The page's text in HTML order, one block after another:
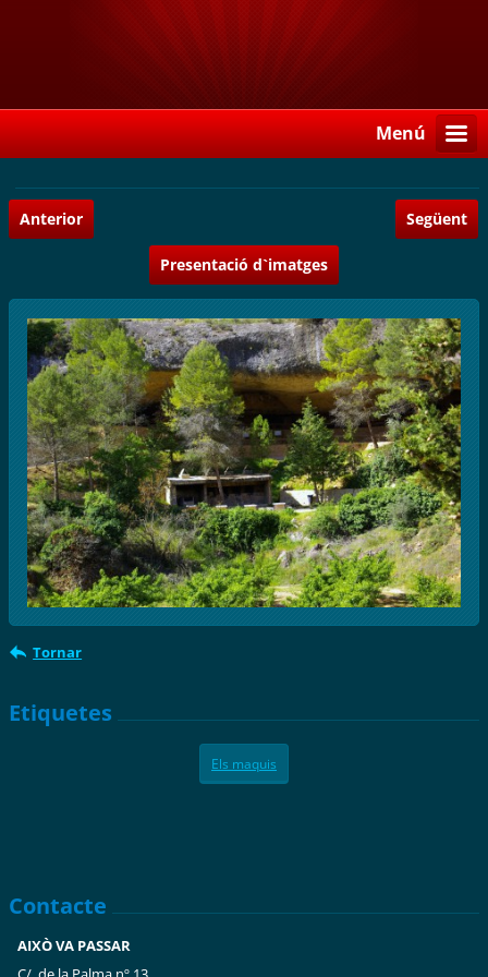
Menú
Anterior Següent
Presentació d`imatges
Tornar
Etiquetes
Els maquis
Contacte
AIXÒ VA PASSAR